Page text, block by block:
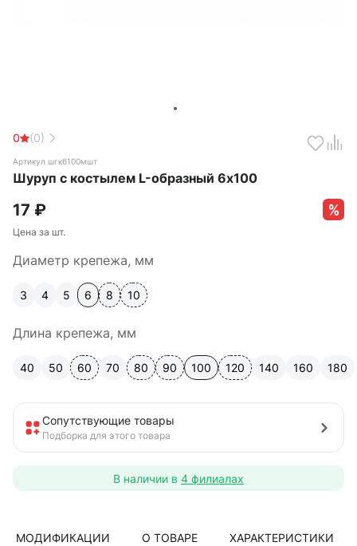
0 (0)
Артикул шгк6100мшт
Шуруп с костылем L-образный 6х100
17 ₽
Цена за шт.
Диаметр крепежа, мм
3 4 5 6 8 10
Длина крепежа, мм
40 50 60 70 80 90 100 120 140 160 180
Сопутствующие товары
Подборка для этого товара
В наличии в 4 филиалах
МОДИФИКАЦИИ О ТОВАРЕ ХАРАКТЕРИСТИКИ